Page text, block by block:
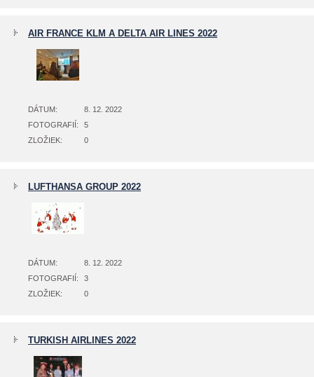
AIR FRANCE KLM A DELTA AIR LINES 2022
DÁTUM:
8. 12. 2022
FOTOGRAFIÍ:
5
ZLOŽIEK:
0
LUFTHANSA GROUP 2022
DÁTUM:
8. 12. 2022
FOTOGRAFIÍ:
3
ZLOŽIEK:
0
TURKISH AIRLINES 2022